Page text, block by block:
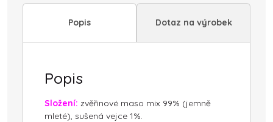
Popis Dotaz na výrobek
Popis
Složení: zvěřinové maso mix 99% (jemně
mleté), sušená vejce 1%.